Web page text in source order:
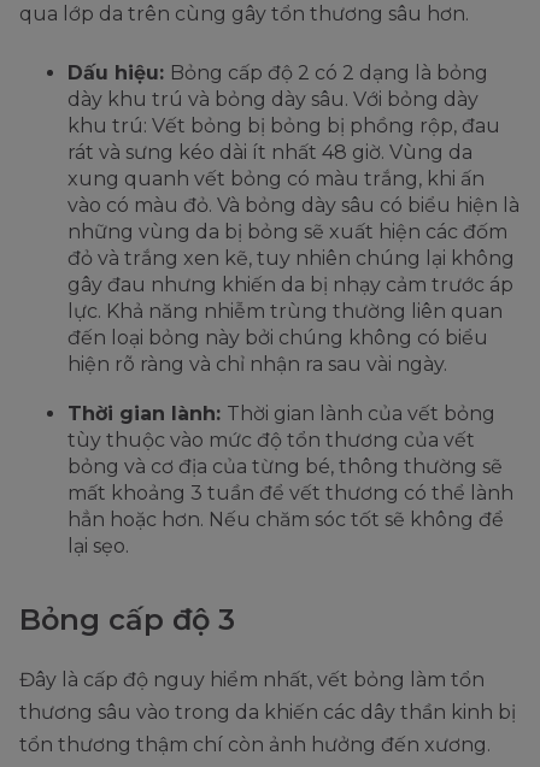
qua lớp da trên cùng gây tổn thương sâu hơn.
Dấu hiệu: Bỏng cấp độ 2 có 2 dạng là bỏng
dày khu trú và bỏng dày sâu. Với bỏng dày
khu trú: Vết bỏng bị bỏng bị phồng rộp, đau
rát và sưng kéo dài ít nhất 48 giờ. Vùng da
xung quanh vết bỏng có màu trắng, khi ấn
vào có màu đỏ. Và bỏng dày sâu có biểu hiện là
những vùng da bị bỏng sẽ xuất hiện các đốm
đỏ và trắng xen kẽ, tuy nhiên chúng lại không
gây đau nhưng khiến da bị nhạy cảm trước áp
lực. Khả năng nhiễm trùng thường liên quan
đến loại bỏng này bởi chúng không có biểu
hiện rõ ràng và chỉ nhận ra sau vài ngày.
Thời gian lành: Thời gian lành của vết bỏng
tùy thuộc vào mức độ tổn thương của vết
bỏng và cơ địa của từng bé, thông thường sẽ
mất khoảng 3 tuần để vết thương có thể lành
hẳn hoặc hơn. Nếu chăm sóc tốt sẽ không để
lại sẹo.
Bỏng cấp độ 3
Đây là cấp độ nguy hiểm nhất, vết bỏng làm tổn
thương sâu vào trong da khiến các dây thần kinh bị
tổn thương thậm chí còn ảnh hưởng đến xương.